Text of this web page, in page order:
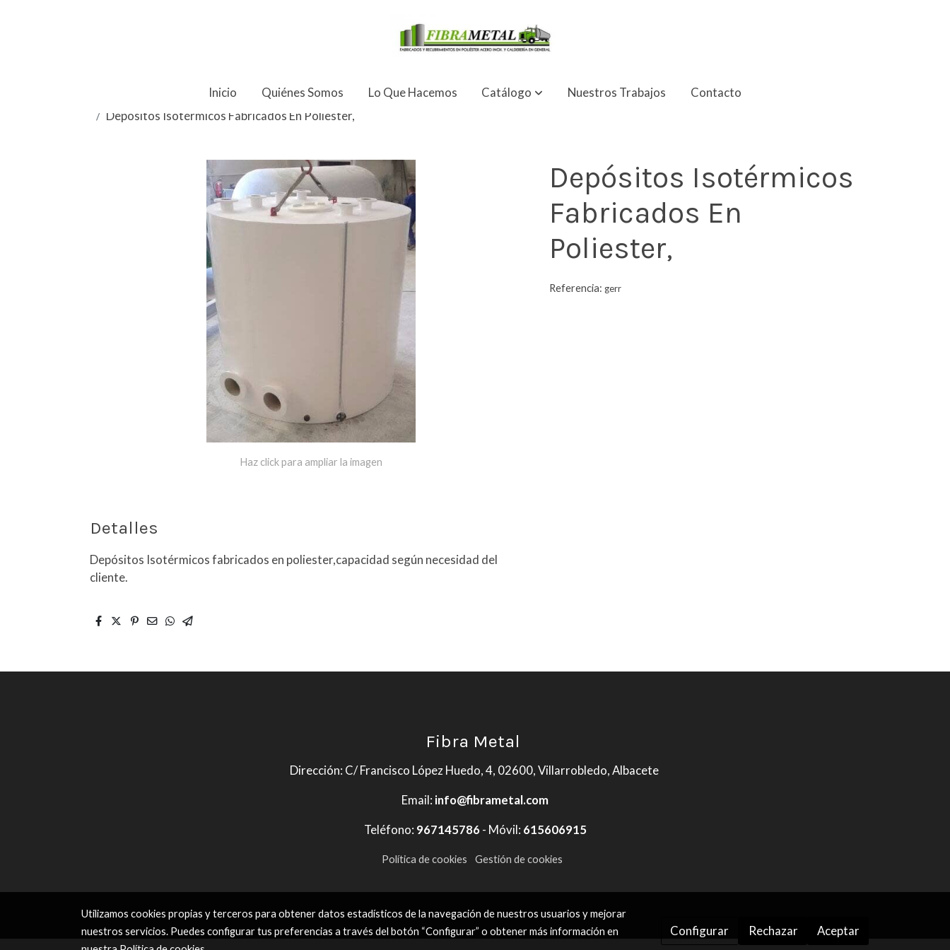
Inicio Quiénes Somos Lo Que Hacemos Catálogo Nuestros Trabajos
Contacto
Depósitos Isotérmicos Fabricados En Poliester,
Haz click para ampliar la imagen
Detalles
Depósitos Isotérmicos fabricados en poliester,capacidad según necesidad del
cliente.
Depósitos Isotérmicos
Fabricados En
Poliester,
Referencia: gerr
Fibra Metal
Dirección: C/ Francisco López Huedo, 4, 02600, Villarrobledo, Albacete
Email: info@fibrametal.com
Teléfono: 967145786- Móvil: 615606915
Política de cookies Gestión de cookies
Utilizamos cookies propias y terceros para obtener datos estadísticos de la navegación de nuestros usuarios y mejorar
nuestros servicios. Puedes configurar tus preferencias a través del botón “Configurar” o obtener más información en
Configurar Rechazar Aceptar